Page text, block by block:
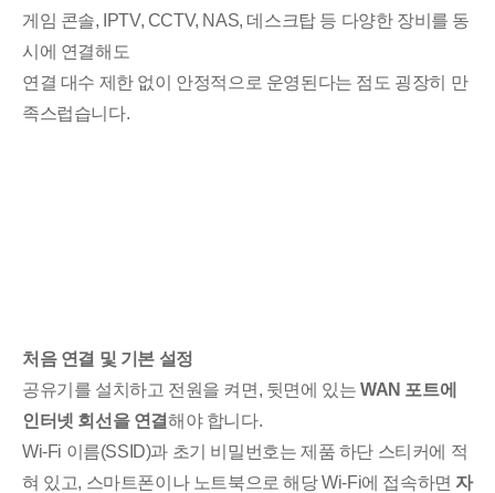
게임 콘솔, IPTV, CCTV, NAS, 데스크탑 등 다양한 장비를 동
시에 연결해도
연결 대수 제한 없이 안정적으로 운영된다는 점도 굉장히 만
족스럽습니다.
처음 연결 및 기본 설정
공유기를 설치하고 전원을 켜면, 뒷면에 있는WAN 포트에
인터넷 회선을 연결해야 합니다.
Wi-Fi 이름(SSID)과 초기 비밀번호는 제품 하단 스티커에 적
혀 있고, 스마트폰이나 노트북으로 해당 Wi-Fi에 접속하면 자